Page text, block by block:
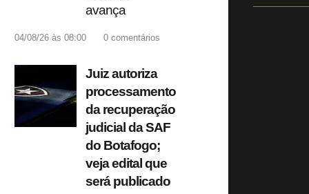
avança
04/08/26 às 08:00 0 comentários
Juiz autoriza
processamento
da recuperação
judicial da SAF
do Botafogo;
veja edital que
será publicado